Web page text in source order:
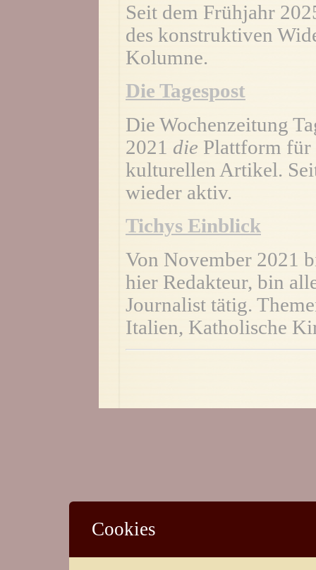
Seit dem Frühjahr
des konstruktiven
Kolumne.
Die Tagespost
Die Wochenzeitung
2021 die Plattform für
kulturellen Artikel.
wieder aktiv.
Tichys Einblick
Von November 2021
hier Redakteur, bin
Journalist tätig.
Italien, Katholische
Cookies